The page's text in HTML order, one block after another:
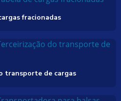
fracionadas
transporte de cargas